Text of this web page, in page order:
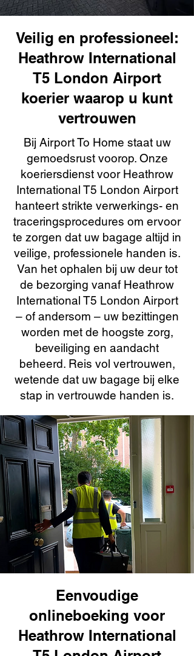
Veilig en professioneel:
Heathrow International
T5 London Airport
koerier waarop u kunt
vertrouwen
Bij Airport To Home staat uw
gemoedsrust voorop. Onze
koeriersdienst voor Heathrow
International T5 London Airport
hanteert strikte verwerkings- en
traceringsprocedures om ervoor
te zorgen dat uw bagage altijd in
veilige, professionele handen is.
Van het ophalen bij uw deur tot
de bezorging vanaf Heathrow
International T5 London Airport
– of andersom – uw bezittingen
worden met de hoogste zorg,
beveiliging en aandacht
beheerd. Reis vol vertrouwen,
wetende dat uw bagage bij elke
stap in vertrouwde handen is.
Eenvoudige
onlineboeking voor
Heathrow International